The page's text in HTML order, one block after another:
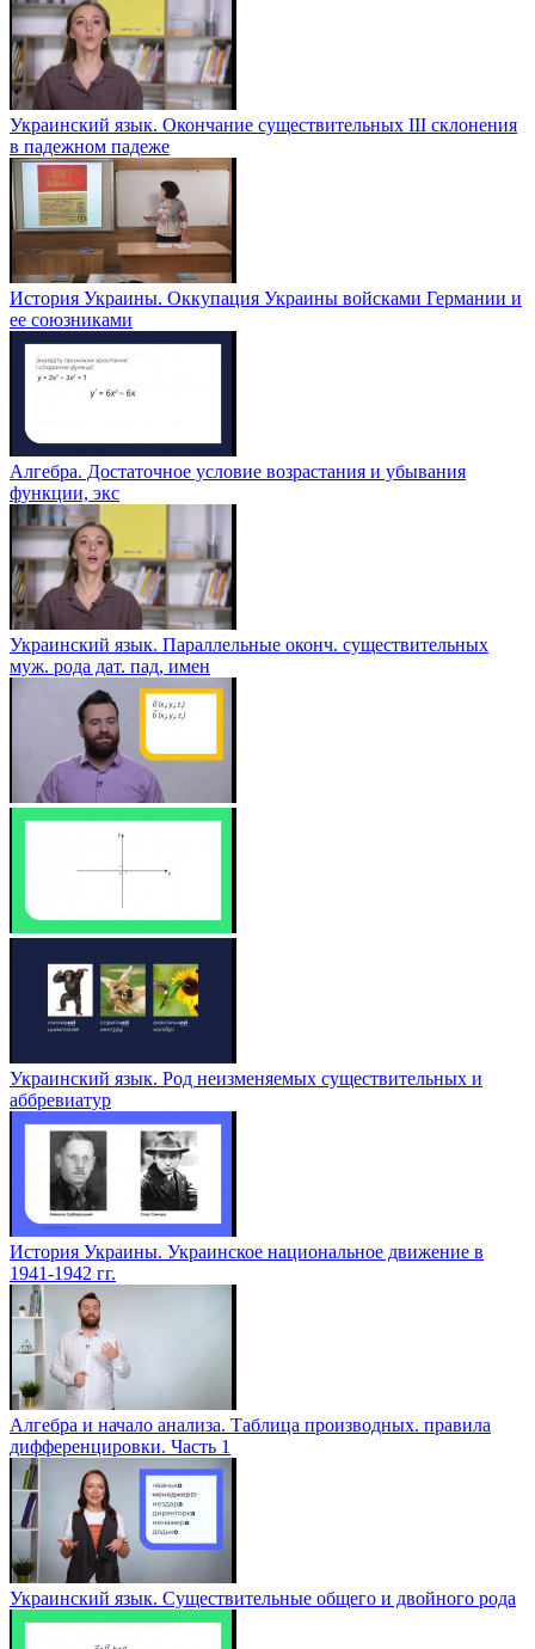
Украинский язык. Окончание существительных ІІІ склонения
в падежном падеже
История Украины. Оккупация Украины войсками Германии и
ее союзниками
Алгебра. Достаточное условие возрастания и убывания
функции, экс
Украинский язык. Параллельные оконч. существительных
муж. рода дат. пад, имен
Украинский язык. Род неизменяемых существительных и
аббревиатур
История Украины. Украинское национальное движение в
1941-1942 гг.
Алгебра и начало анализа. Таблица производных. правила
дифференцировки. Часть 1
Украинский язык. Существительные общего и двойного рода